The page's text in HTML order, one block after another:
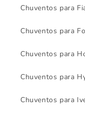
Chuventos para
Chuventos para
Chuventos para
Chuventos para
Chuventos para